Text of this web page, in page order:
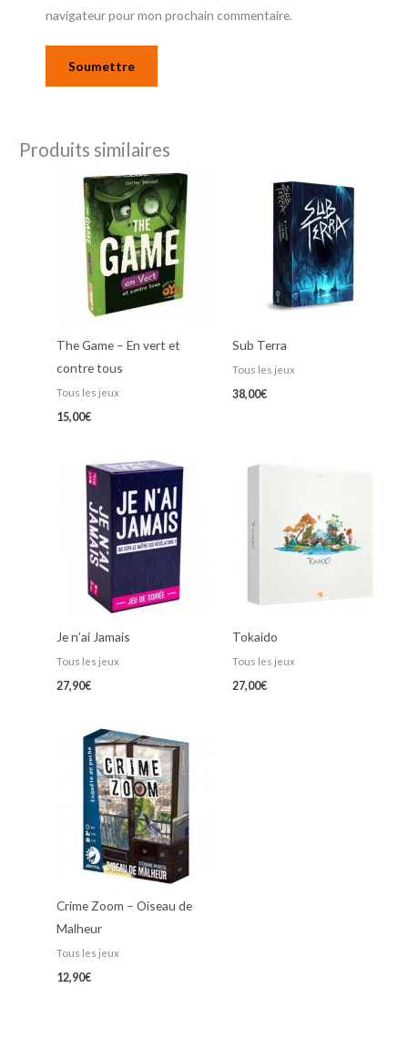
navigateur pour mon prochain commentaire.
Produits similaires
The Game – En vert et
contre tous
Tous les jeux
15,00€
Sub Terra
Tous les jeux
38,00€
Je n’ai Jamais
Tous les jeux
27,90€
Tokaido
Tous les jeux
27,00€
Crime Zoom – Oiseau de
Malheur
Tous les jeux
12,90€